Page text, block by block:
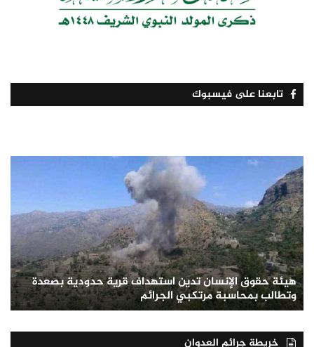
تابعنا على فيسبوك
هيئة حقوق الإنسان تدين استهداف قرية حدودية بصعدة
وتطالب بمحاسبة مرتكبي الجرائم
خريطة جرائم العدوان